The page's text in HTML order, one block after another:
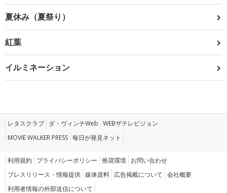
夏休み（夏祭り）
紅葉
イルミネーション
レタスクラブ ダ・ヴィンチWeb WEBザテレビジョン
MOVIE WALKER PRESS 毎日が発見ネット
利用規約 プライバシーポリシー 推奨環境 お問い合わせ
プレスリリース・情報提供 媒体資料 広告掲載について 会社概要
利用者情報の外部送信について